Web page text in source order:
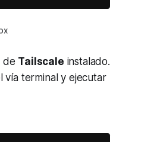
de Tailscale instalado.
vía terminal y ejecutar